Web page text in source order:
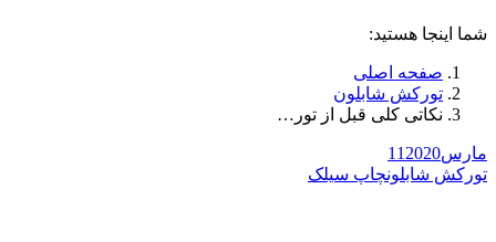
شما اینجا هستید:
صفحه اصلی
تورکش شابلون
نکاتی کلی قبل از تور…
مارس 11 2020
تورکش شابلونچاپ سیلک